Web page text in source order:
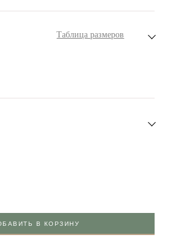
Таблица размеров
В КОРЗИНУ